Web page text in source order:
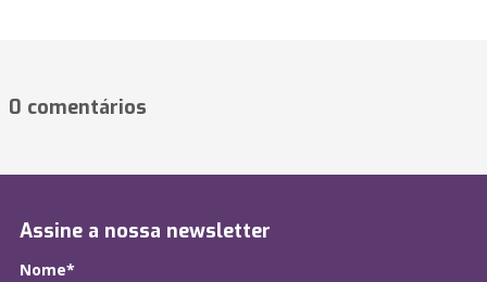
0 comentários
Assine a nossa newsletter
Nome*